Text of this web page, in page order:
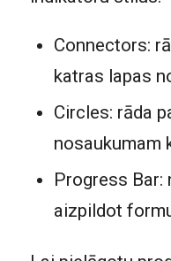
Connectors:
katras lapas
Circles: rāda
nosaukumam
Progress Bar:
aizpildot